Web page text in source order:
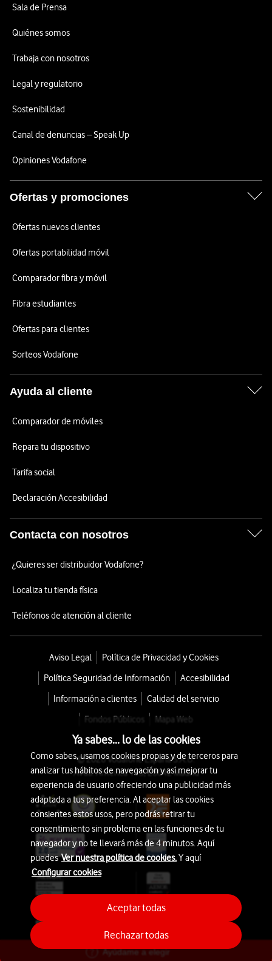
Ayúdame a elegir
Sala de Prensa
Quiénes somos
Trabaja con nosotros
Legal y regulatorio
Sostenibilidad
Canal de denuncias – Speak Up
Opiniones Vodafone
Ofertas y promociones
Ofertas nuevos clientes
Ofertas portabilidad móvil
Comparador fibra y móvil
Fibra estudiantes
Ofertas para clientes
Sorteos Vodafone
Ayuda al cliente
Comparador de móviles
Repara tu dispositivo
Tarifa social
Declaración Accesibilidad
Contacta con nosotros
¿Quieres ser distribuidor Vodafone?
Localiza tu tienda física
Teléfonos de atención al cliente
Aviso Legal
Política de Privacidad y Cookies
Política Seguridad de Información
Accesibilidad
Información a clientes
Calidad del servicio
Fondos Públicos
Mapa Web
© 2026 Vodafone España S.A.U.
Avda. América 115, 28042 Madrid
Ya sabes... lo de las cookies
Como sabes, usamos cookies propias y de terceros para
analizar tus hábitos de navegación y así mejorar tu
experiencia de usuario ofreciendo una publicidad más
adaptada a tus preferencia. Al aceptar las cookies
consientes estos usos, pero podrás retirar tu
consentimiento sin problema en las funciones de tu
navegador y no te llevará más de 4 minutos. Aquí
puedesVer nuestra política de cookies.Y aquí
Configurar cookies
Rechazar todas
Aceptar todas